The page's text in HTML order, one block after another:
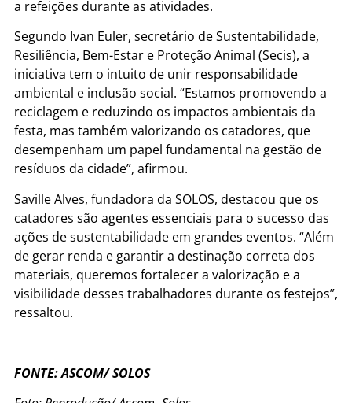
a refeições durante as atividades.
Segundo Ivan Euler, secretário de Sustentabilidade,
Resiliência, Bem-Estar e Proteção Animal (Secis), a
iniciativa tem o intuito de unir responsabilidade
ambiental e inclusão social. “Estamos promovendo a
reciclagem e reduzindo os impactos ambientais da
festa, mas também valorizando os catadores, que
desempenham um papel fundamental na gestão de
resíduos da cidade”, afirmou.
Saville Alves, fundadora da SOLOS, destacou que os
catadores são agentes essenciais para o sucesso das
ações de sustentabilidade em grandes eventos. “Além
de gerar renda e garantir a destinação correta dos
materiais, queremos fortalecer a valorização e a
visibilidade desses trabalhadores durante os festejos”,
ressaltou.
FONTE: ASCOM/ SOLOS